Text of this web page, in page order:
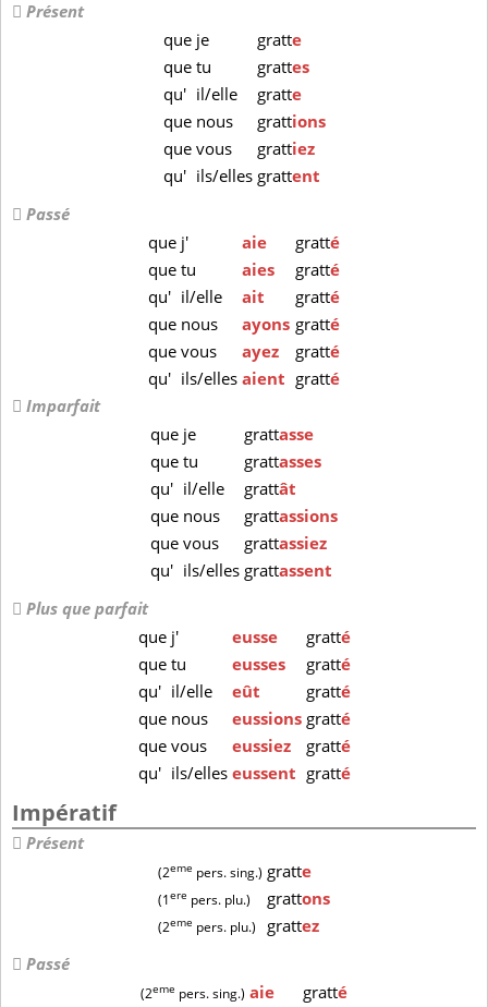
Présent
que je gratte
que tu grattes
qu' il/elle gratte
que nous grattions
que vous grattiez
qu' ils/elles grattent
Passé
que j' aie gratté
quetu aies gratté
qu' il/elle ait gratté
que nous ayons gratté
quevous ayez gratté
qu' ils/ellesaient gratté
Imparfait
que je grattasse
quetu grattasses
qu' il/elle grattât
que nous grattassions
quevous grattassiez
qu' ils/elles grattassent
Plus que parfait
que j' eusse gratté
que tu eusses gratté
qu' il/elle eût gratté
que nous eussions gratté
que vous eussiez gratté
qu' ils/elles eussent gratté
Impératif
Présent
(2eme pers. sing.) gratte
(1ere pers. plu.) grattons
(2eme pers. plu.) grattez
Passé
(2eme pers. sing.) aie gratté